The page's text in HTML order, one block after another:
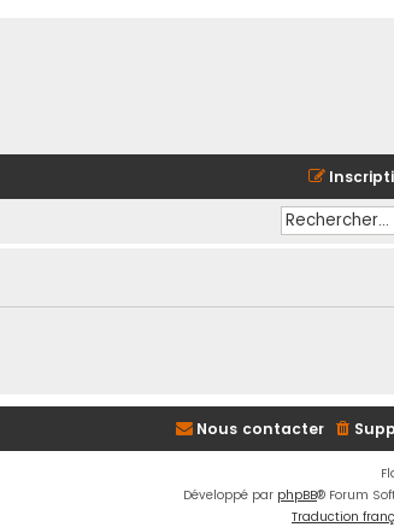
Nous contacter
Développé par phpBB® Forum
Traduction